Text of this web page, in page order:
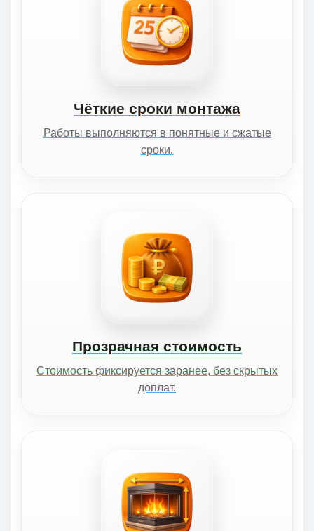
Чёткие сроки монтажа
Работы выполняются в понятные и сжатые
сроки.
Прозрачная стоимость
Стоимость фиксируется заранее, без скрытых
доплат.